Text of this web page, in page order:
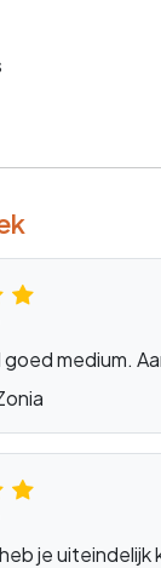
medium.
je uiteindelijk